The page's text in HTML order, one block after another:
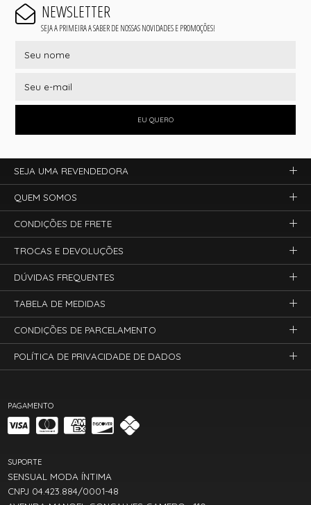
NEWSLETTER
SEJA A PRIMEIRA A SABER DE NOSSAS NOVIDADES E PROMOÇÕES!
EU QUERO
PAGAMENTO
SUPORTE
SENSUAL MODA ÍNTIMA
CNPJ 04.423.884/0001-48
SEJA UMA REVENDEDORA
QUEM SOMOS
CONDIÇÕES DE FRETE
TROCAS E DEVOLUÇÕES
DÚVIDAS FREQUENTES
TABELA DE MEDIDAS
CONDIÇÕES DE PARCELAMENTO
POLÍTICA DE PRIVACIDADE DE DADOS